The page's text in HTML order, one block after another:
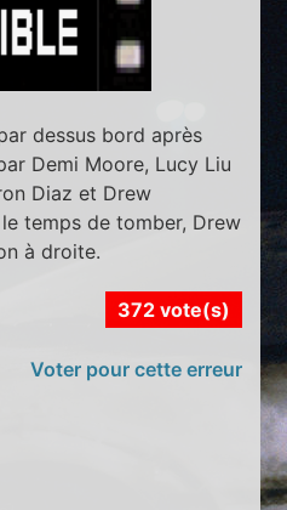
dessus bord après
Demi Moore, Lucy Liu
Diaz et Drew
temps de tomber, Drew
à droite.
372 vote(s)
Voter pour cette erreur